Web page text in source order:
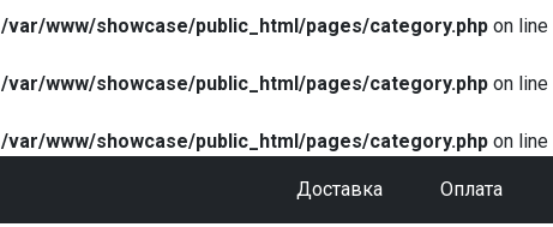
/var/www/showcase/public_html/pages/category.php on line
/var/www/showcase/public_html/pages/category.php on line
/var/www/showcase/public_html/pages/category.php on line
Доставка Оплата